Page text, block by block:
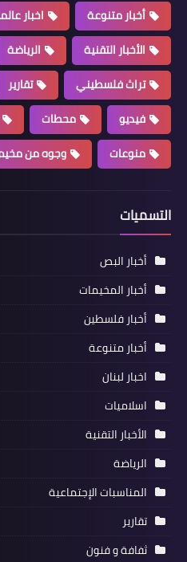
أخبار متنوعة
*توقيف سوري يصوِّر
ويرسلها للعدو..*
أخبار فلسطين
*الفصائل الفلسطينية
الفلسطيني لكرة
دورة المرحوم
بلدة الخرايب*
وقفة تضامنية مع
أخبار متنوعة
اخبار
الأخبار التقنية
الرياضة
تراث فلسطيني
تقارير
فيديو
محطات
منوعات
وجوه من
التسميات
أخبار البص
أخبار المخيمات
أخبار فلسطين
أخبار متنوعة
اخبار لبنان
اسلاميات
الأخبار التقنية
الرياضة
المناسبات الإجتماعية
تقارير
ثفافة و فنون